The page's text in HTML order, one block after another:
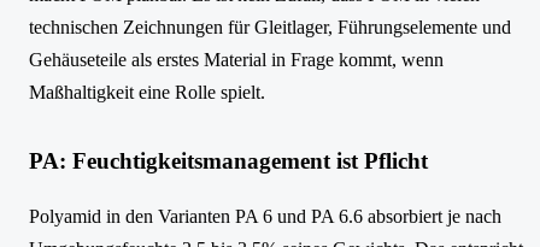
technischen Zeichnungen für Gleitlager, Führungselemente und
Gehäuseteile als erstes Material in Frage kommt, wenn
Maßhaltigkeit eine Rolle spielt.
PA: Feuchtigkeitsmanagement ist Pflicht
Polyamid in den Varianten PA 6 und PA 6.6 absorbiert je nach